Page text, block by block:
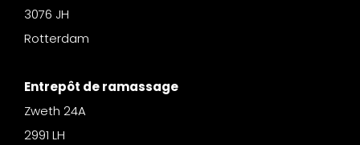
3076 JH
Rotterdam
Entrepôt de ramassage
Zweth 24A
2991 LH